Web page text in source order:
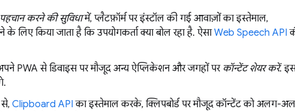
करने की सुविधामें, प्लैटफ़ॉर्म पर इंस्टॉल की गई आवाज़ों का इस्तेमाल,
लिए किया जाता है कि उपयोगकर्ता क्या बोल रहा है. ऐसाWeb Speech API
PWA से डिवाइस पर मौजूद अन्य ऐप्लिकेशन और जगहों पर कॉन्टेंट शेयर करें.
Clipboard API का इस्तेमाल करके, क्लिपबोर्ड पर मौजूद कॉन्टेंट को अलग-